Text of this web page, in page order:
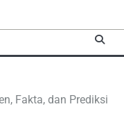
Fakta, dan Prediksi